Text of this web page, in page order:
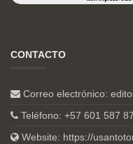
CONTACTO
Correo electrónico:
Teléfono: +57 601 587
Website: https://